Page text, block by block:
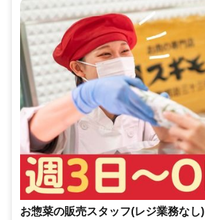
お惣菜の販売スタッフ(レジ業務なし)